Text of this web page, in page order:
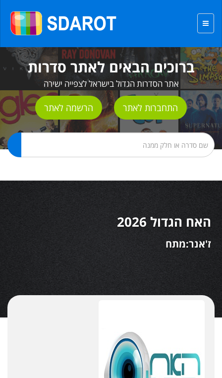
ברוכים הבאים לאתר סדרות
אתר הסדרות הגדול בישראל לצפייה ישירה
התחברות לאתר הרשמה לאתר
האח הגדול 2026
ז'אנר:מתח